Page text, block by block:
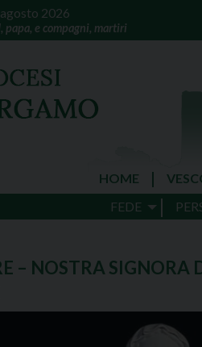
2026
papa, e compagni, martiri
HOME
FEDE
– NOSTRA SIGNORA